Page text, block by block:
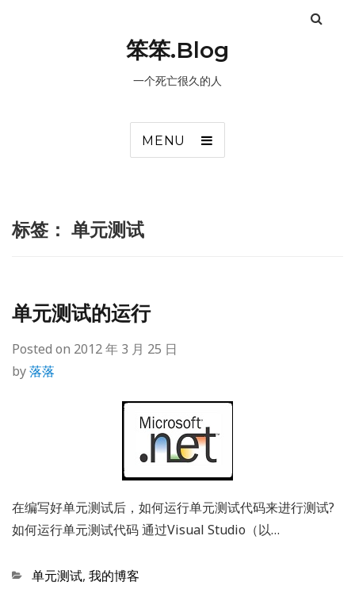
笨笨.Blog
一个死亡很久的人
MENU
标签： 单元测试
单元测试的运行
Posted on 2012 年 3 月 25 日
by落落
在编写好单元测试后，如何运行单元测试代码来进行测试?
如何运行单元测试代码 通过Visual Studio（以…
Categories
单元测试, 我的博客